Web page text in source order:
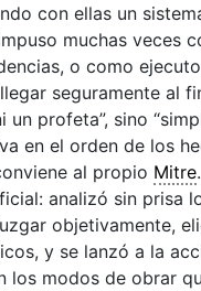
con ellas un
muchas veces
o como
seguramente al
un profeta”, sino
en el orden de los
al propio Mitre
analizó sin prisa
objetivamente,
y se lanzó a la
modos de obrar